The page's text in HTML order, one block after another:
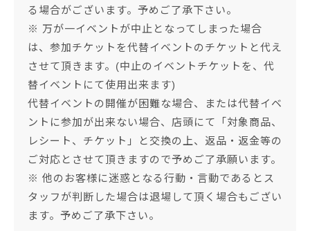
る場合がございます。予めご了承下さい。
※ 万が一イベントが中止となってしまった場合
は、参加チケットを代替イベントのチケットと代え
させて頂きます。(中止のイベントチケットを、代
替イベントにて使用出来ます)
代替イベントの開催が困難な場合、または代替イベ
ントに参加が出来ない場合、店頭にて「対象商品、
レシート、チケット」と交換の上、返品・返金等の
ご対応とさせて頂きますので予めご了承願います。
※ 他のお客様に迷惑となる行動・言動であるとス
タッフが判断した場合は退場して頂く場合もござい
ます。予めご了承下さい。